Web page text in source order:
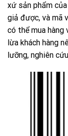
xứ sản phẩm
giả được, và mã
có thể mua hàng
lừa khách hàng
lưỡng, nghiên